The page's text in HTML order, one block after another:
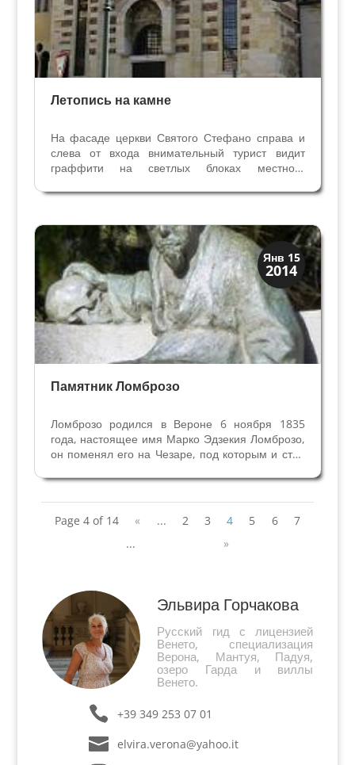
Летопись на камне
На фасаде церкви Святого Стефано справа и
слева от входа внимательный турист видит
граффити на светлых блоках местного
надписи варваров на древних камнях, а
которые рассказывают нам о...
Янв 15
2014
Скрытая Верона
Улицы и площади
Памятник Ломброзо
Ломброзо родился в Вероне 6 ноября 1835
года, настоящее имя Марко Эдзекия Ломброзо,
он поменял его на Чезаре, под которым и стал
антрополог, криминолог и юрист, до сих пор
считается «отцом современной криминологии».
...
Page 4 of 14 « ... 2 3 4 5 6
7
...
»
Эльвира Горчакова
Русский гид с лицензией
Венето, специализация
Верона, Мантуя, Падуя,
озеро Гарда и виллы
Венето.
+39 349 253 07 01
elvira.verona@yahoo.it